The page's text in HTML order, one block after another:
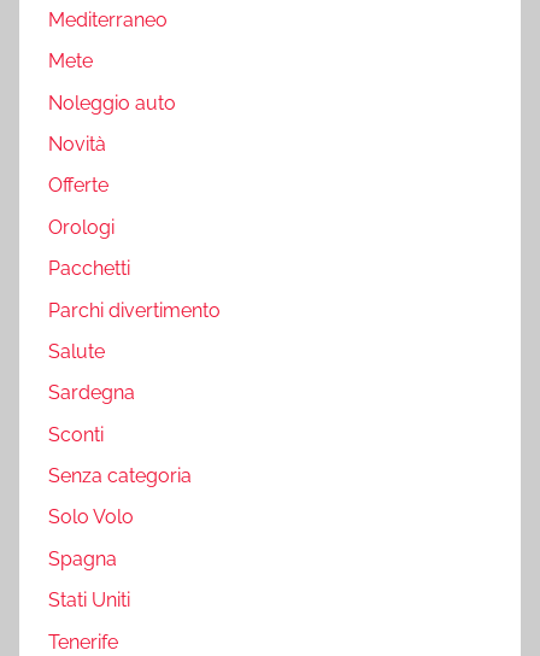
Mediterraneo
Mete
Noleggio auto
Novità
Offerte
Orologi
Pacchetti
Parchi divertimento
Salute
Sardegna
Sconti
Senza categoria
Solo Volo
Spagna
Stati Uniti
Tenerife